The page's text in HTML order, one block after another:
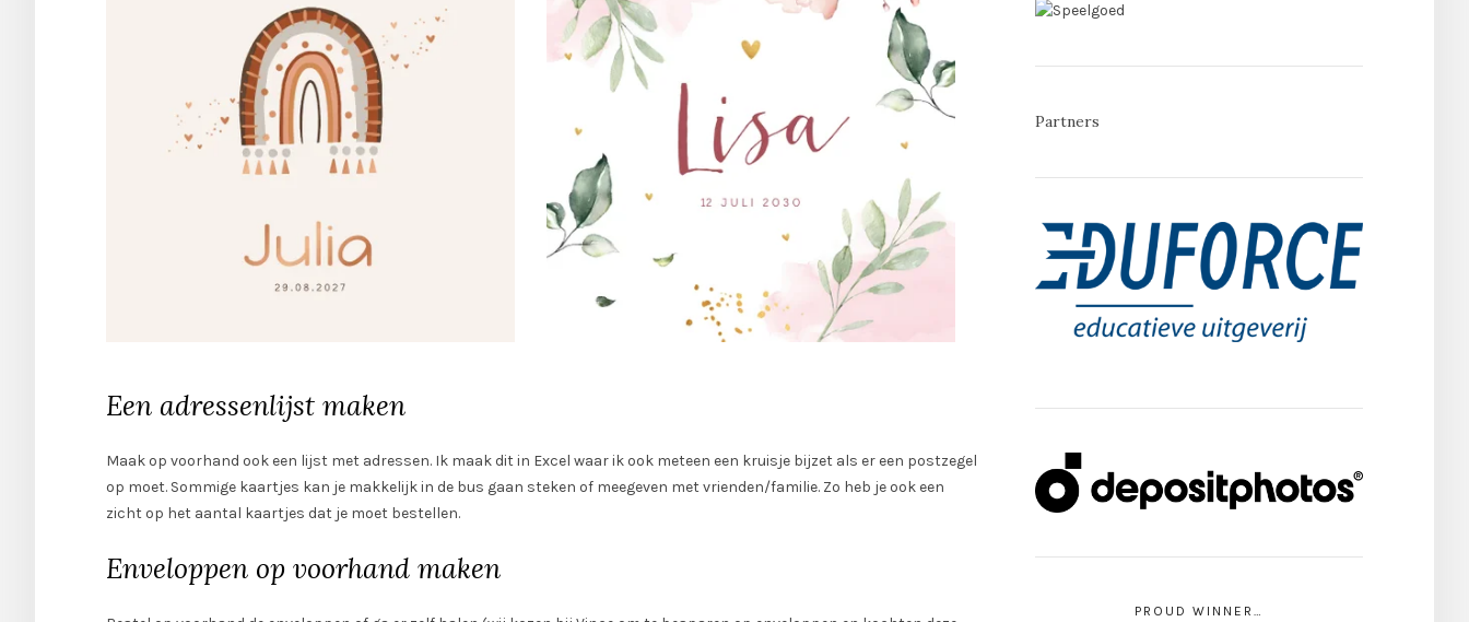
Een adressenlijst maken
Maak op voorhand ook een lijst met adressen. Ik maak dit in Excel waar ik ook meteen een kruisje bijzet als er een postzegel
op moet. Sommige kaartjes kan je makkelijk in de bus gaan steken of meegeven met vrienden/familie. Zo heb je ook een
zicht op het aantal kaartjes dat je moet bestellen.
Enveloppen op voorhand maken
Partners
PROUD WINNER…